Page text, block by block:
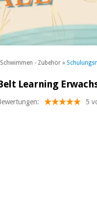
- Zubehör »
Learning
5